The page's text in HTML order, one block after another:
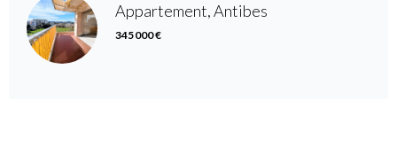
Appartement, Antibes
345 000 €